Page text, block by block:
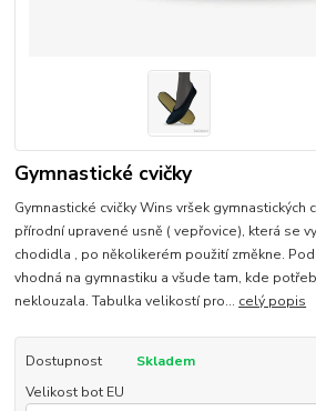
Gymnastické cvičky
Gymnastické cvičky Wins vršek gymnastických
přírodní upravené usně ( vepřovice), která se
chodidla , po několikerém použití změkne.
vhodná na gymnastiku a všude tam, kde
neklouzala. Tabulka velikostí pro... celý popis
Dostupnost
Skladem
Velikost bot EU